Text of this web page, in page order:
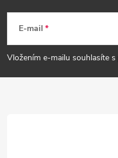
p
E-mail
Vložením e-mailu souhlasíte s